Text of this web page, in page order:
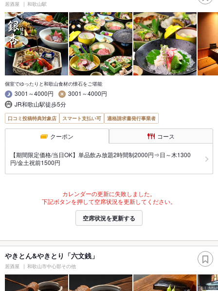
居酒屋 和歌山駅
個室でゆったりと和歌山食材の懐石をご堪能
3001～4000円
3001～4000円
JR和歌山駅徒歩5分
口コミ投稿特典対象店 スマート支払い可 適格請求書発行事業者
クーポン コース
【期間限定価格/当日OK】単品飲み放題2時間制2000円⇒日～木1300
円/金土祝前1500円
カレンダーの更新に失敗しました。
下記ボタンを押して空席状況を更新してください。
空席状況を更新する
やきとん&やきとり「六文銭」
居酒屋 和歌山市中心部その他